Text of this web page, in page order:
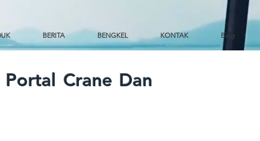
BERITA BENGKEL KONTAK Blog
Crane Dan